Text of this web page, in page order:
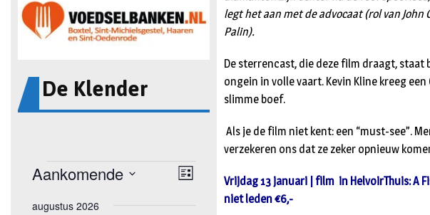
De Klender
legt het aan met de advocaat (rol van John
Palin).
De sterrencast, die deze film draagt, staat
ongein in volle vaart. Kevin Kline kreeg
slimme boef.
Als je de film niet kent: een “must-see”.
verzekeren ons dat ze zeker opnieuw
Vrijdag 13 januari | film in HelvoirThuis: A
niet leden €6,-